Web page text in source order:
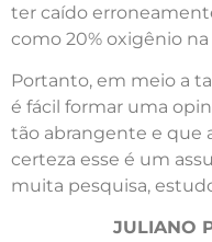
ter caído
como 20% oxigênio na
Portanto, em meio a
é fácil formar uma
tão abrangente e que
certeza esse é um
muita pesquisa,
JULIANO